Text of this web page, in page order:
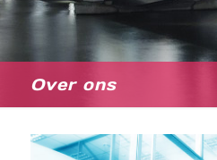
Over ons